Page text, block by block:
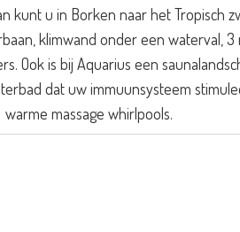
kunt u in Borken naar het Tropisch
klimwand onder een
is bij Aquarius een
dat uw immuunsysteem
warme massage whirlpools.